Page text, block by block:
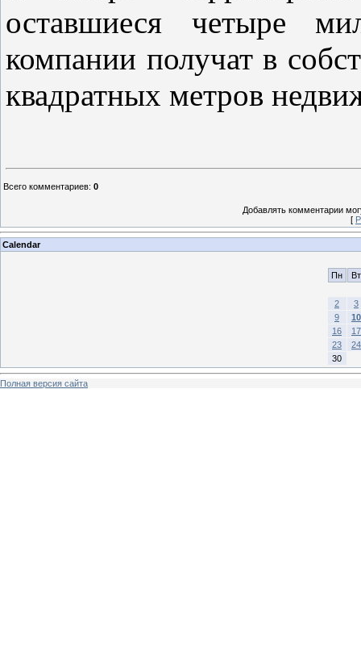
оставшиеся четыре
компании получат в
квадратных метров
Всего комментариев: 0
Добавлять комментарии
[
Calendar
Пн Вт
2
3
9
10
16
17
23
24
30
Полная версия сайта